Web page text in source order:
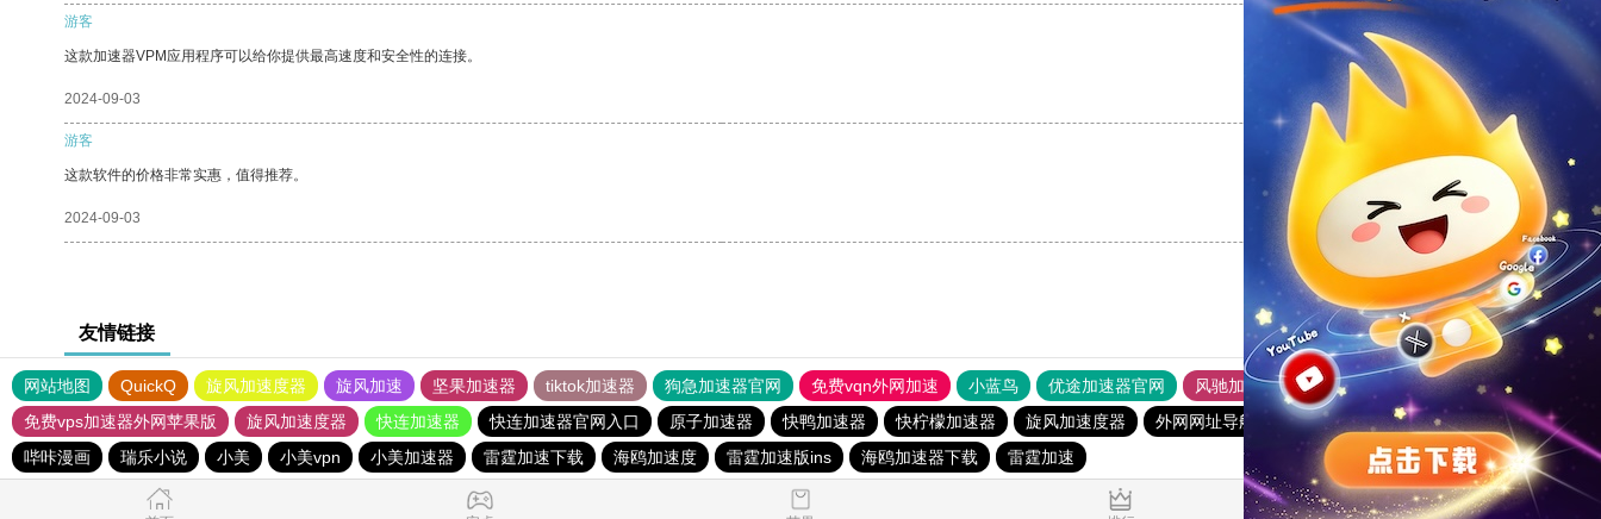
游客
这款加速器VPM应用程序可以给你提供最高速度和安全性的连接。
2024-09-03 支持[0] 反对
游客
这款软件的价格非常实惠，值得推荐。
2024-09-03 支持[0] 反对[0]
友情链接
网站地图 QuickQ 旋风加速度器 旋风加速 坚果加速器 tiktok加速器 狗急加速器官网 免费vqn外网加速 小蓝鸟 优途加速器官网 风驰加速器
旋风加速器
免费vps加速器外网苹果版
旋风加速度器 快连加速器 快连加速器官网入口 原子加速器 快鸭加速器 快柠檬加速器 旋风加速度器 外网网址导航 软件中心 雷霆加速
狂飙加速器
哔咔漫画
瑞乐小说 小美 小美vpn 小美加速器 雷霆加速下载 海鸥加速度 雷霆加速版ins 海鸥加速器下载 雷霆加速